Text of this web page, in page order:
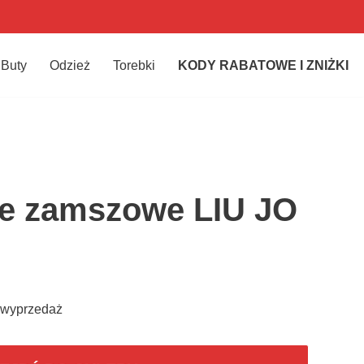
Buty Odzież Torebki KODY RABATOWE I ZNIŻKI
zamszowe LIU JO